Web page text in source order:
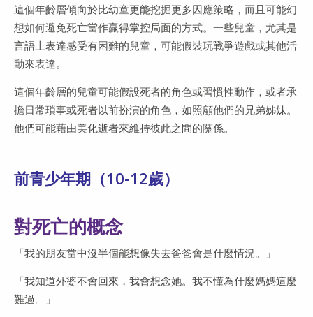
這個年齡層傾向於比幼童更能挖掘更多因應策略，而且可能幻
想如何避免死亡當作贏得掌控局面的方式。一些兒童，尤其是
言語上表達感受有困難的兒童，可能假裝玩戰爭遊戲或其他活
動來表達。
這個年齡層的兒童可能假設死者的角色或習慣性動作，或者承
擔日常瑣事或死者以前扮演的角色，如照顧他們的兄弟姊妹。
他們可能藉由美化逝者來維持彼此之間的關係。
前青少年期（10-12歲）
對死亡的概念
「我的朋友當中沒半個能想像失去爸爸會是什麼情況。」
「我知道外婆不會回來，我會想念她。我不懂為什麼媽媽這麼
難過。」